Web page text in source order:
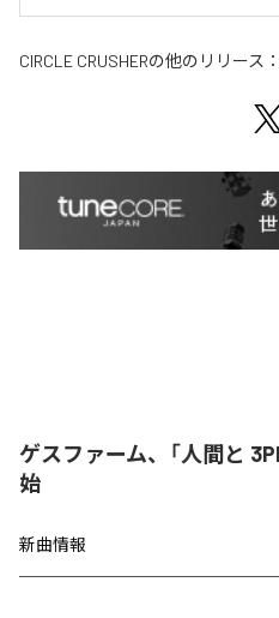
CIRCLE CRUSHERの他のリリース：
ゲスファーム、「人間と
始
新曲情報